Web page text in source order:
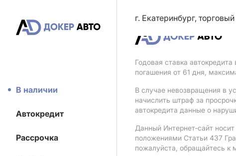
В наличии
Автокредит
Рассрочка
г. Екатеринбург,
Годовая ставка
погашения от 61 дня,
В случае невозвращения в
начислить штраф за
автокредита данные о
Данный Интернет-сайт
положениями Статьи 437
пожалуйста, обращайтесь к